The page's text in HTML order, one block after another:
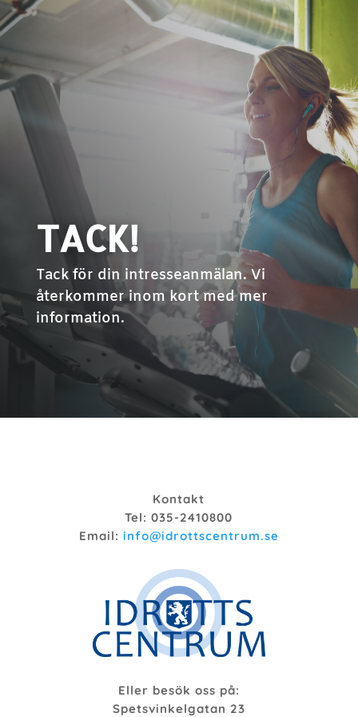
TACK!
Tack för din intresseanmälan. Vi
återkommer inom kort med mer
information.
Kontakt
Tel: 035-2410800
Email: info@idrottscentrum.se
Eller besök oss på:
Spetsvinkelgatan 23